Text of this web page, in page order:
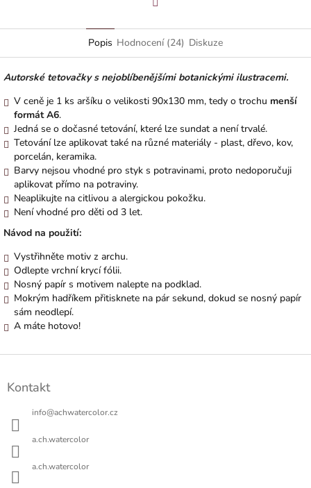
Popis Hodnocení (24) Diskuze
Autorské tetovačky s nejoblíbenějšími botanickými ilustracemi.
V ceně je 1 ks aršíku o velikosti 90x130 mm, tedy o trochu menší
formát A6.
Jedná se o dočasné tetování, které lze sundat a není trvalé.
Tetování lze aplikovat také na různé materiály - plast, dřevo, kov,
porcelán, keramika.
Barvy nejsou vhodné pro styk s potravinami, proto nedoporučuji
aplikovat přímo na potraviny.
Neaplikujte na citlivou a alergickou pokožku.
Není vhodné pro děti od 3 let.
Návod na použití:
Vystřihněte motiv z archu.
Odlepte vrchní krycí fólii.
Nosný papír s motivem nalepte na podklad.
Mokrým hadříkem přitisknete na pár sekund, dokud se nosný papír
sám neodlepí.
A máte hotovo!
Kontakt
info@achwatercolor.cz
a.ch.watercolor
a.ch.watercolor